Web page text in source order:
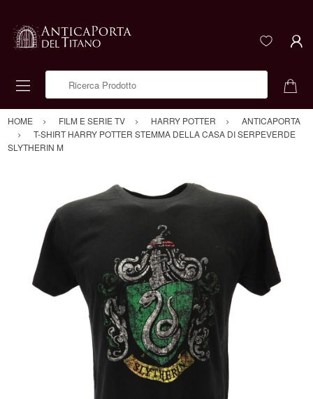
HOME FILM E SERIE TV HARRY POTTER
ANTICAPORTA
T-SHIRT HARRY POTTER STEMMA DELLA CASA DI SERPEVERDE
SLYTHERIN M